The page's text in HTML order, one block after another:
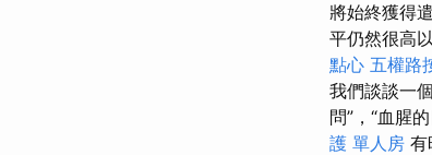
將始終獲得
平仍然很高
點心 五權路
我們談談一
問”，“血腥
護 單人房 有